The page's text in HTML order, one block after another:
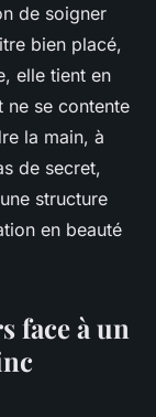
de soigner
bien placé,
elle tient en
ne se contente
la main, à
de secret,
structure
en beauté
face à un